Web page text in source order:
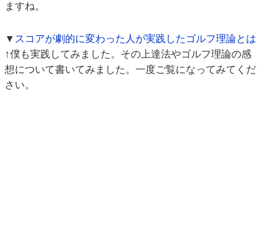
ますね。
▼ スコアが劇的に変わった人が実践したゴルフ理論とは
↑僕も実践してみました。その上達法やゴルフ理論の感
想について書いてみました。一度ご覧になってみてくだ
さい。